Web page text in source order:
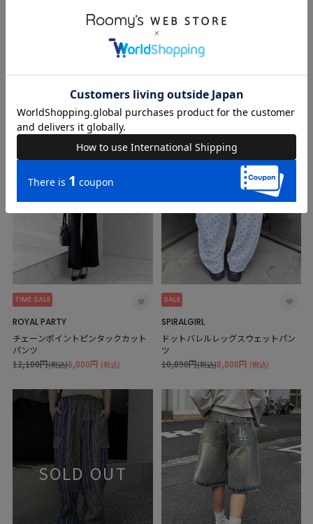
ミニショートパンツ
TIME SALE
ROYAL PARTY
6,000円
12,100円
TIME SALE
ROYAL PARTY
チェーンポイントピンタックカット
パンツ
6,000円 (税込)
12,100円(税込)
SALE
SPIRALGIRL
ドットバレルレッグスウェットパン
ツ
8,800円 (税込)
10,890円(税込)
SOLD OUT